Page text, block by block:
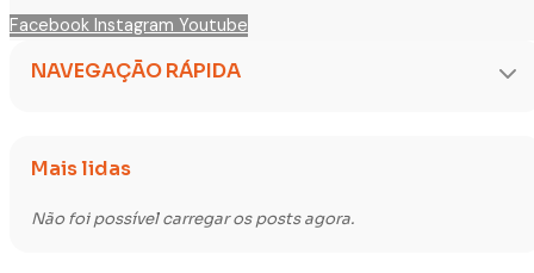
Facebook Instagram Youtube
NAVEGAÇÃO RÁPIDA
Mais lidas
Não foi possível carregar os posts agora.